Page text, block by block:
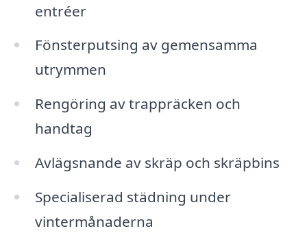
entréer
Fönsterputsing av gemensamma
utrymmen
Rengöring av trappräcken och
handtag
Avlägsnande av skräp och skräpbins
Specialiserad städning under
vintermånaderna